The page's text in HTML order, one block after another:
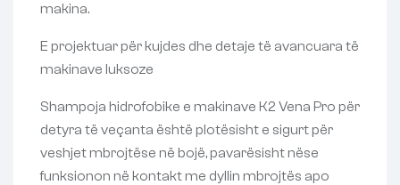
makina.
E projektuar për kujdes dhe detaje të avancuara të
makinave luksoze
Shampoja hidrofobike e makinave K2 Vena Pro për
detyra të veçanta është plotësisht e sigurt për
veshjet mbrojtëse në bojë, pavarësisht nëse
funksionon në kontakt me dyllin mbrojtës apo